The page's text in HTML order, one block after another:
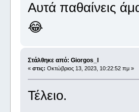
Αυτά παθαίνεις
😂
Στάλθηκε από: Giorgos_I
« στις: Οκτώβριος 13, 2023, 10:22:52 πμ »
Τέλειο.